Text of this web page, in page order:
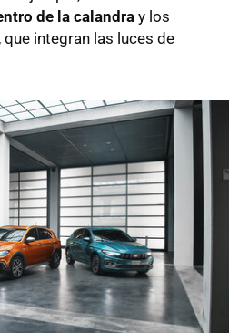
de la calandra y los
integran las luces de